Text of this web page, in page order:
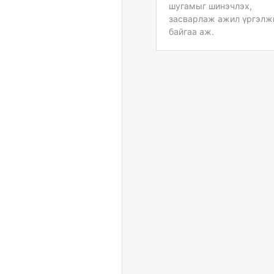
шугамыг шинэчлэх,
засварлаж ажил
байгаа аж.